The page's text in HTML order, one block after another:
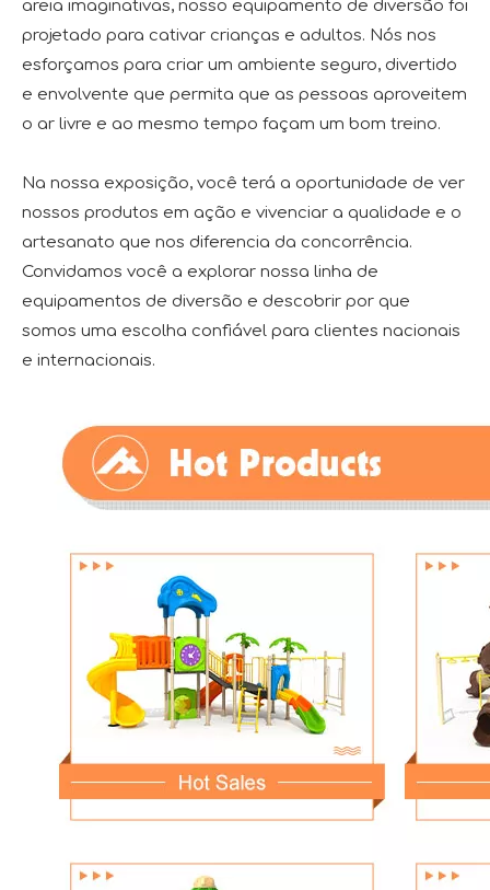
areia imaginativas, nosso equipamento de diversão foi
projetado para cativar crianças e adultos. Nós nos
esforçamos para criar um ambiente seguro, divertido
e envolvente que permita que as pessoas aproveitem
o ar livre e ao mesmo tempo façam um bom treino.
Na nossa exposição, você terá a oportunidade de ver
nossos produtos em ação e vivenciar a qualidade e o
artesanato que nos diferencia da concorrência.
Convidamos você a explorar nossa linha de
equipamentos de diversão e descobrir por que
somos uma escolha confiável para clientes nacionais
e internacionais.